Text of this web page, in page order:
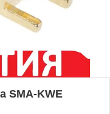
SMA-KWE